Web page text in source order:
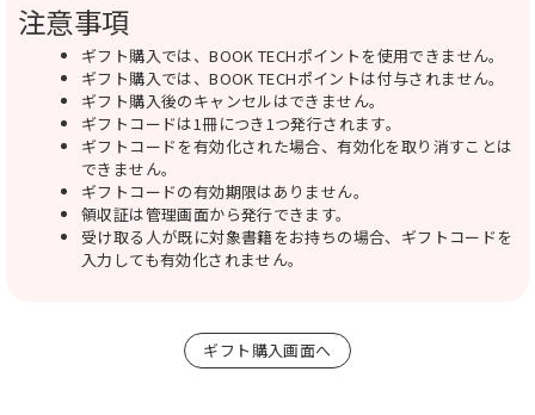
注意事項
ギフト購入では、BOOK TECHポイントを使用できません。
ギフト購入では、BOOK TECHポイントは付与されません。
ギフト購入後のキャンセルはできません。
ギフトコードは1冊につき1つ発行されます。
ギフトコードを有効化された場合、有効化を取り消すことは
できません。
ギフトコードの有効期限はありません。
領収証は管理画面から発行できます。
受け取る人が既に対象書籍をお持ちの場合、ギフトコードを
入力しても有効化されません。
ギフト購入画面へ